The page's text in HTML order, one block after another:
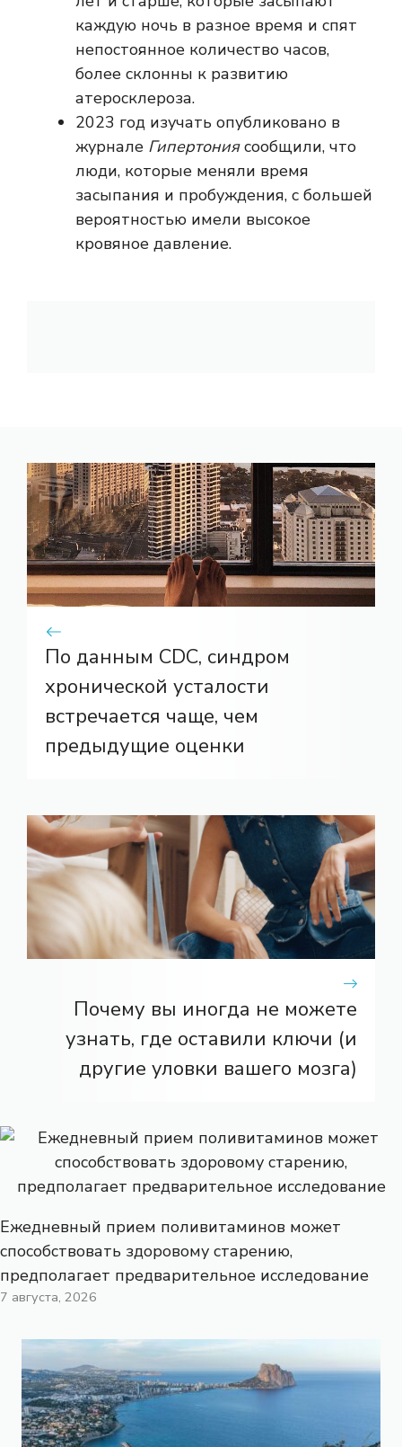
каждую ночь в разное время и спят
непостоянное количество часов,
более склонны к развитию
атеросклероза.
2023 год изучать опубликовано в
журнале Гипертониясообщили, что
люди, которые меняли время
засыпания и пробуждения, с большей
вероятностью имели высокое
кровяное давление.
По данным CDC, синдром
хронической усталости
встречается чаще, чем
предыдущие оценки
Почему вы иногда не можете
узнать, где оставили ключи (и
другие уловки вашего мозга)
Ежедневный прием поливитаминов может
способствовать здоровому старению,
предполагает предварительное исследование
7 августа, 2026